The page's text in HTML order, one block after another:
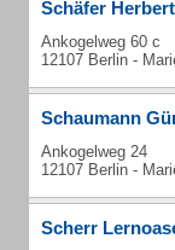
Schäfer Herbert
Ankogelweg 60 c
12107 Berlin -
Schaumann
Ankogelweg 24
12107 Berlin -
Scherr